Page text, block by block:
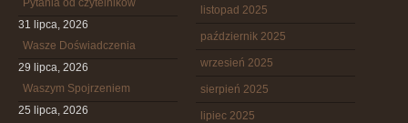
Pytania od czytelników
31 lipca, 2026
Wasze Doświadczenia
29 lipca, 2026
Waszym Spojrzeniem
25 lipca, 2026
listopad 2025
październik 2025
wrzesień 2025
sierpień 2025
lipiec 2025